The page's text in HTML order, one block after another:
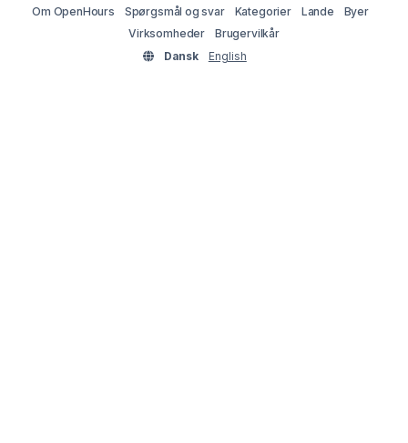
Om OpenHours
Spørgsmål og svar Kategorier Lande
Byer
Virksomheder
Brugervilkår
Dansk
English